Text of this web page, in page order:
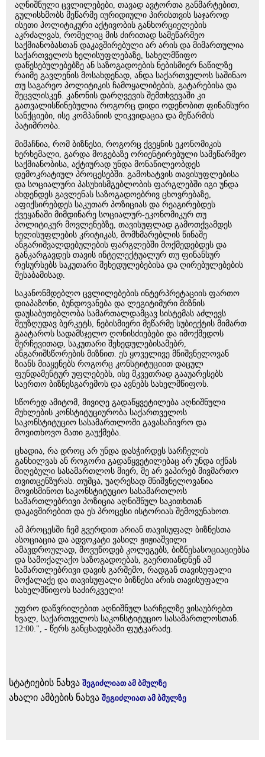
აღნიშნული ცვლილებები, თავად ავტორთა განმარტებით,
გულისხმობს მეწარმე იურიდიული პირისთვის საჯაროდ
ისეთი პოლიტიკური აქტივობის განხორციელების
აკრძალვას, რომელიც მის ძირითად სამეწარმეო
საქმიანობასთან დაკავშირებული არ არის და მიმართულია
საქართველოს ხელისუფლებაზე, სახელმწიფო
დაწესებულებებზე ან საზოგადოების ნებისმიერ ნაწილზე
რაიმე გავლენის მოსახდენად, ანდა საქართველოს საშინაო
თუ საგარეო პოლიტიკის ჩამოყალიბების, გატარებისა და
შეცვლისკენ. კანონის დარღვევის შემთხვევაში კი
გათვალისწინებულია როგორც დიდი ოდენობით ფინანსური
სანქციები, ისე კომპანიის ლიკვიდაცია და მეწარმის
პატიმრობა.
მიმაჩნია, რომ ბიზნესი, როგორც ქვეყნის ეკონომიკის
ხერხემალი, გარდა მოგებაზე ორიენტირებული სამეწარმეო
საქმიანობისა, აქტიურად უნდა მონაწილეობდეს
დემოკრატიულ პროცესებში. გამოხატვის თავისუფლებისა
და სოციალური პასუხისმგებლობის ფარგლებში იგი უნდა
ახდენდეს გავლენას საზოგადოებრივ ცხოვრებაზე,
აფიქსირებდეს საკუთარ პოზიციას და რეაგირებდეს
ქვეყანაში მიმდინარე სოციალურ-ეკონომიკურ თუ
პოლიტიკურ მოვლენებზე, თავისუფლად გამოთქვამდეს
ხელისუფლების კრიტიკას, მომხმარებლის წინაშე
ანგარიშვალდებულების ფარგლებში მოქმედებდეს და
განკარგავდეს თავის ინტელექტუალურ თუ ფინანსურ
რესურსებს საკუთარი შეხედულებებისა და ღირებულებების
შესაბამისად.
საკანონმდებლო ცვლილებების ინტერპრეტაციის ფართო
დიაპაზონი, ბუნდოვანება და ლეგიტიმური მიზნის
დაუსაბუთებლობა სამართალდამცავ სისტემას აძლევს
შეუზღუდავ ბერკეტს, ნებისმიერი მეწარმე სუბიექტის მიმართ
გაატაროს სადამსჯელო ღონისძიებები და იმოქმედოს
შერჩევითად, საკუთარი შეხედულებისამებრ,
ანგარიშსწორების მიზნით. ეს ყოველივე მნიშვნელოვან
ზიანს მიაყენებს როგორც კონსტიტუციით დაცულ
ფუნდამენტურ უფლებებს, ისე მკვეთრად გააუარესებს
საერთო ბიზნესგარემოს და ავნებს სახელმწიფოს.
სწორედ ამიტომ, მივიღე გადაწყვეტილება აღნიშნული
მუხლების კონსტიტუციურობა საქართველოს
საკონსტიტუციო სასამართლოში გავასაჩივრო და
მოვითხოვო მათი გაუქმება.
ცხადია, რა დროც არ უნდა დასჭირდეს სარჩელის
განხილვას ან როგორი გადაწყვეტილებაც არ უნდა იქნას
მიღებული სასამართლოს მიერ, მე არ ვაპირებ მივმართო
თვითცენზურას. თუმცა, უაღრესად მნიშვნელოვანია
მოვისმინოთ საკონსტიტუციო სასამართლოს
სამართლებრივი პოზიცია აღნიშნულ საკითხთან
დაკავშირებით და ეს პროცესი ისტორიას შემოვუნახოთ.
ამ პროცესში ჩემ გვერდით არიან თავისუფალ ბიზნესთა
ასოციაცია და ადვოკატი ვასილ ჟიჟიაშვილი
ამავდროულად, მოვუწოდებ კოლეგებს, ბიზნესასოციაციებსა
და სამოქალაქო საზოგადოებას, გაერთიანდნენ ამ
სამართლებრივი დავის გარშემო, რადგან თავისუფალი
მოქალაქე და თავისუფალი ბიზნესი არის თავისუფალი
სახელმწიფოს საძირკველი!
უფრო დაწვრილებით აღნიშნულ სარჩელზე ვისაუბრებთ
ხვალ, საქართველოს საკონსტიტუციო სასამართლოსთან.
12:00.", - წერს განცხადებაში ფუტკარაძე.
სტატიების ნახვა შეგიძლიათ ამ ბმულზე
ახალი ამბების ნახვა შეგიძლიათ ამ ბმულზე